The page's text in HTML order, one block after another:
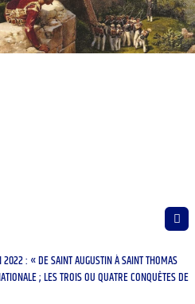
: « DE SAINT AUGUSTIN À SAINT THOMAS
; LES TROIS OU QUATRE CONQUÊTES DE